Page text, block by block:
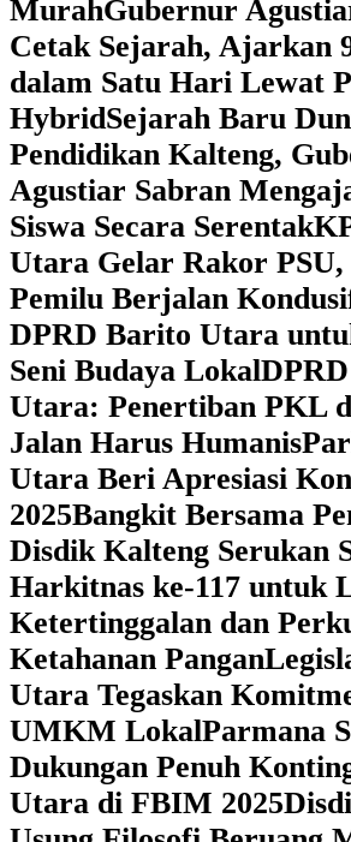
MurahGubernur
Cetak Sejarah, Ajarkan
dalam Satu Hari Lewat
HybridSejarah Baru
Pendidikan Kalteng,
Agustiar Sabran
Siswa Secara Serentak
Utara Gelar Rakor
Pemilu Berjalan
DPRD Barito Utara
Seni Budaya Lokal
Utara: Penertiban PKL
Jalan Harus Humanis
Utara Beri Apresiasi
2025‎Bangkit Bersama
Disdik Kalteng Serukan
Harkitnas ke-117 untuk
Ketertinggalan dan
Ketahanan Pangan
Utara Tegaskan
UMKM LokalParmana
Dukungan Penuh
Utara di FBIM 2025